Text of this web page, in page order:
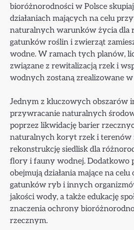
bioróżnorodności w Polsce
działaniach mających na celu
naturalnych warunków życia dla
gatunków roślin i zwierząt
wodne. W ramach tych planów,
związane z rewitalizacją rzek i
wodnych zostaną zrealizowane
Jednym z kluczowych obszarów
przywracanie naturalnych
poprzez likwidację barier
naturalnych koryt rzek i terenów
rekonstrukcję siedlisk dla
flory i fauny wodnej. Dodatkowo
obejmują działania mające na
gatunków ryb i innych
jakości wody, a także edukację
znaczenia ochrony
rzecznym.